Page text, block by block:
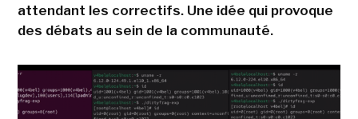
attendant les correctifs. Une idée qui provoque
des débats au sein de la communauté.